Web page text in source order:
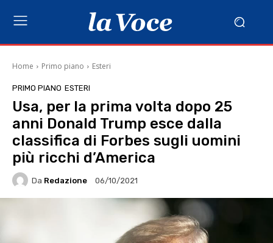
Home Primo piano Esteri
PRIMO PIANO ESTERI
Usa, per la prima volta dopo 25
anni Donald Trump esce dalla
classifica di Forbes sugli uomini
più ricchi d’America
Da Redazione 06/10/2021